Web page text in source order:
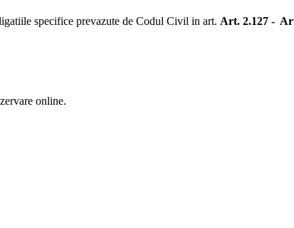
specifice prevazute de Codul Civil in art. Art. 2.127 -
online.